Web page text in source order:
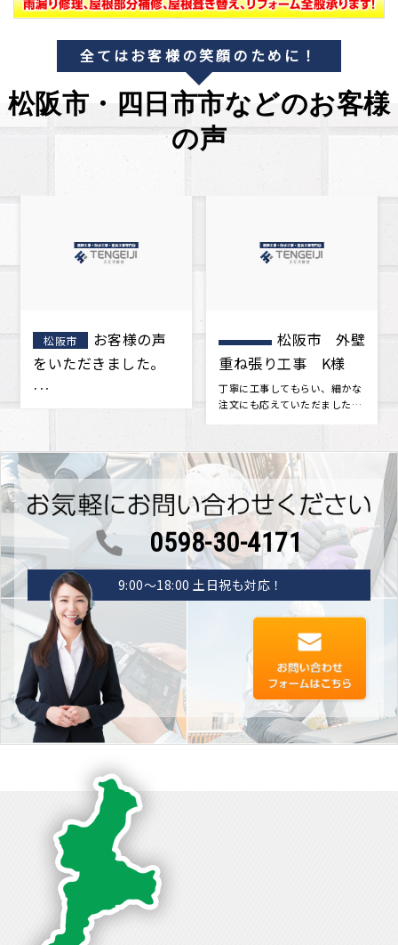
全てはお客様の笑顔のために！
松阪市・四日市市などのお客様
の声
松阪市 外壁
重ね張り工事 K様
丁寧に工事してもらい、細かな
松阪市
松阪市 屋
根工事 葺き替え工
事 A様邸
今回築年数が15年をすぎ、一度
点検をした方がいいかもしれな
0598-30-4171
9:00〜18:00 土日祝も対応！